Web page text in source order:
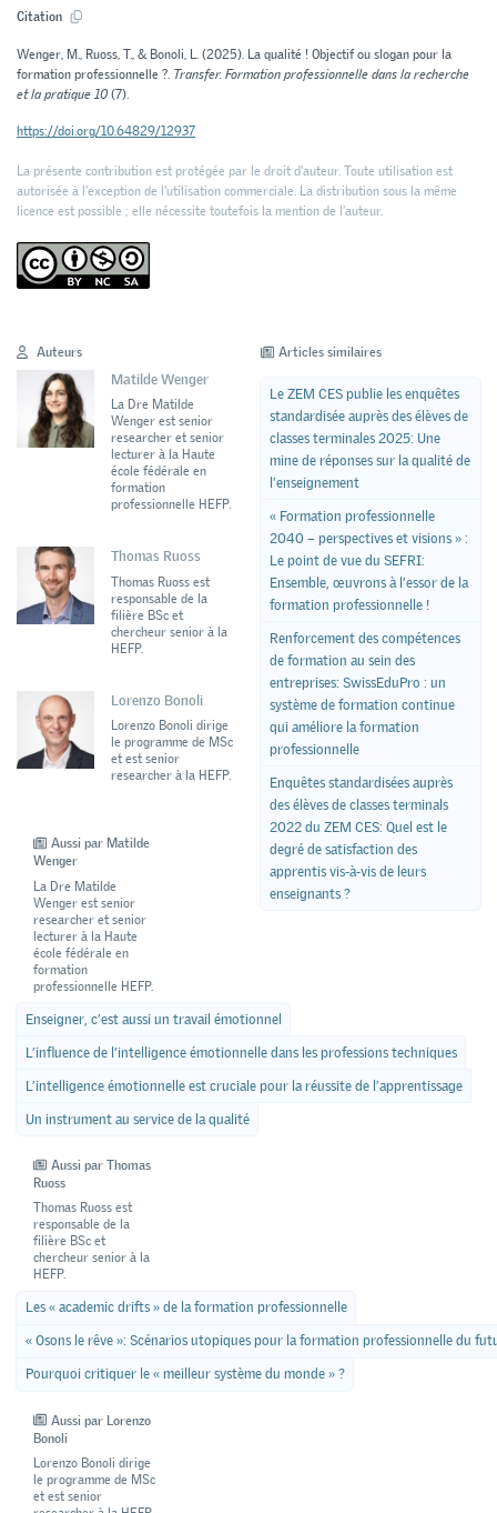
Citation
Wenger, M., Ruoss, T., & Bonoli, L. (2025). La qualité ! Objectif ou slogan pour la
formation professionnelle ?. Transfer. Formation professionnelle dans la recherche
et la pratique 10(7).
https://doi.org/10.64829/12937
La présente contribution est protégée par le droit d'auteur. Toute utilisation est
autorisée à l'exception de l'utilisation commerciale. La distribution sous la même
licence est possible ; elle nécessite toutefois la mention de l’auteur.
Auteurs
Matilde Wenger
La Dre Matilde
Wenger est senior
researcher et senior
lecturer à la Haute
école fédérale en
formation
professionnelle HEFP.
Thomas Ruoss
Thomas Ruoss est
responsable de la
filière BSc et
chercheur senior à la
HEFP.
Lorenzo Bonoli
Lorenzo Bonoli dirige
le programme de MSc
et est senior
researcher à la HEFP.
Aussi par Matilde
Wenger
La Dre Matilde
Wenger est senior
researcher et senior
lecturer à la Haute
école fédérale en
formation
professionnelle HEFP.
Enseigner, c’est aussi un travail émotionnel
L’influence de l’intelligence émotionnelle dans les professions techniques
L’intelligence émotionnelle est cruciale pour la réussite de l’apprentissage
Un instrument au service de la qualité
Aussi par Thomas
Ruoss
Thomas Ruoss est
responsable de la
filière BSc et
chercheur senior à la
HEFP.
Les « academic drifts » de la formation professionnelle
« Osons le rêve »: Scénarios utopiques pour la formation professionnelle du
Pourquoi critiquer le « meilleur système du monde » ?
Aussi par Lorenzo
Bonoli
Lorenzo Bonoli dirige
le programme de MSc
et est senior
Articles similaires
Le ZEM CES publie les enquêtes
standardisée auprès des élèves de
classes terminales 2025: Une
mine de réponses sur la qualité de
l’enseignement
« Formation professionnelle
2040 – perspectives et visions » :
Le point de vue du SEFRI:
Ensemble, œuvrons à l’essor de la
formation professionnelle !
Renforcement des compétences
de formation au sein des
entreprises: SwissEduPro : un
système de formation continue
qui améliore la formation
professionnelle
Enquêtes standardisées auprès
des élèves de classes terminals
2022 du ZEM CES: Quel est le
degré de satisfaction des
apprentis vis-à-vis de leurs
enseignants ?